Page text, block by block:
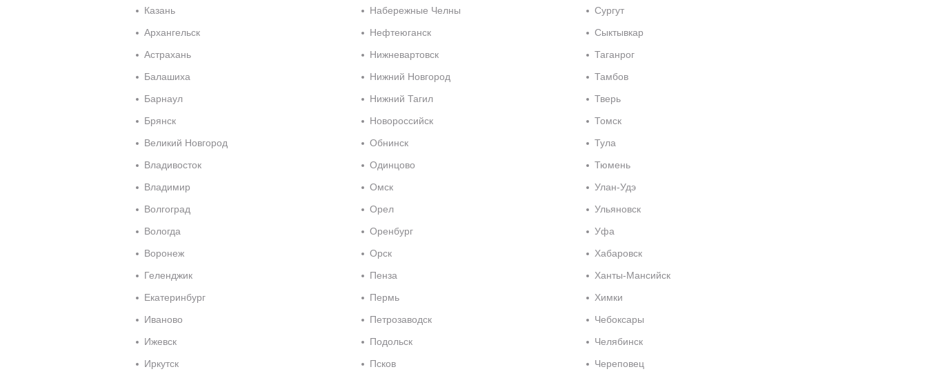
Казань
Архангельск
Астрахань
Балашиха
Барнаул
Брянск
Великий Новгород
Владивосток
Владимир
Волгоград
Вологда
Воронеж
Геленджик
Екатеринбург
Иваново
Ижевск
Иркутск
Набережные Челны
Нефтеюганск
Нижневартовск
Нижний Новгород
Нижний Тагил
Новороссийск
Обнинск
Одинцово
Омск
Орел
Оренбург
Орск
Пенза
Пермь
Петрозаводск
Подольск
Псков
Сургут
Сыктывкар
Таганрог
Тамбов
Тверь
Томск
Тула
Тюмень
Улан-Удэ
Ульяновск
Уфа
Хабаровск
Ханты-Мансийск
Химки
Чебоксары
Челябинск
Череповец